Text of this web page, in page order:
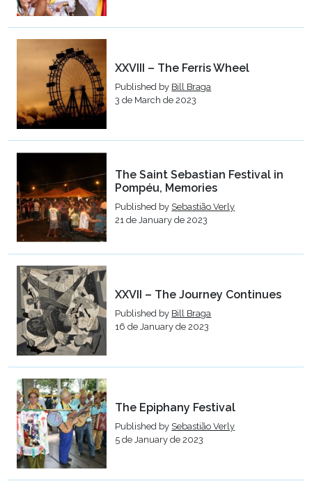
XXVIII – The Ferris Wheel
Published by Bill Braga
3 de March de 2023
The Saint Sebastian Festival in
Pompéu, Memories
Published by Sebastião Verly
21 de January de 2023
XXVII – The Journey Continues
Published by Bill Braga
16 de January de 2023
The Epiphany Festival
Published by Sebastião Verly
5 de January de 2023